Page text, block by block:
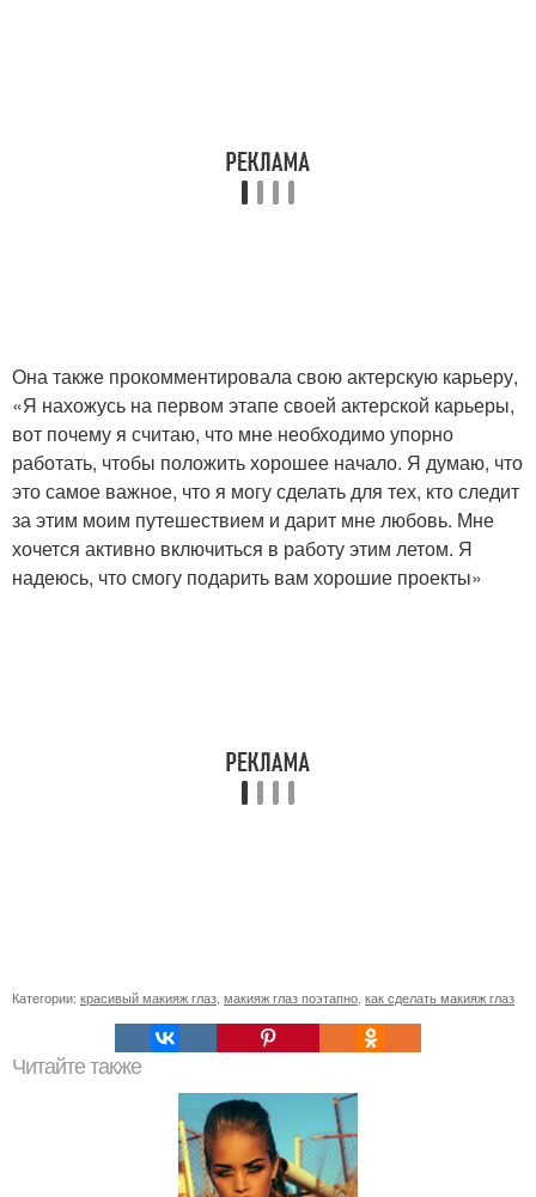
Она также прокомментировала свою актерскую карьеру,
«Я нахожусь на первом этапе своей актерской карьеры,
вот почему я считаю, что мне необходимо упорно
работать, чтобы положить хорошее начало. Я думаю, что
это самое важное, что я могу сделать для тех, кто следит
за этим моим путешествием и дарит мне любовь. Мне
хочется активно включиться в работу этим летом. Я
надеюсь, что смогу подарить вам хорошие проекты»
Категории: красивый макияж глаз макияж глаз поэтапно как сделать макияж глаз
Читайте также